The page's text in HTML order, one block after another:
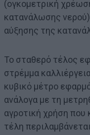
(ογκομετρική
κατανάλωσης
αύξησης της
Το σταθερό τέλος
στρέμμα
κυβικό μέτρο
ανάλογα με τη
αγροτική χρήση
τέλη